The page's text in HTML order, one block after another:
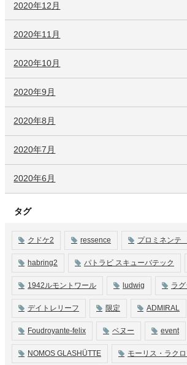
2020年12月
2020年11月
2020年10月
2020年9月
2020年8月
2020年7月
2020年6月
タグ
クドケ2 ressence プロミネンテ
habring2 パトラビ スキューバテック
1942ルモントワール ludwig ラ
デイトレリーフ 限定 ADMIRAL
Foudroyante-felix ベヌー event
NOMOS GLASHÜTTE モーリス・ラクロ